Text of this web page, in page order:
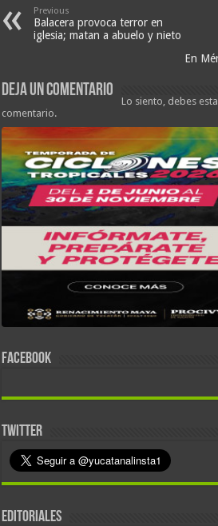
Previous
Balacera provoca terror en
iglesia; matan a abuelo y nieto
En
Deja un comentario
Lo siento, debes
comentario.
FACEBOOK
TWITTER
EDITORIALES